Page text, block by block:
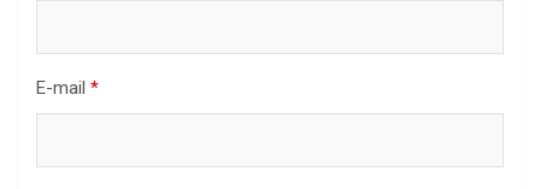
E-mail *